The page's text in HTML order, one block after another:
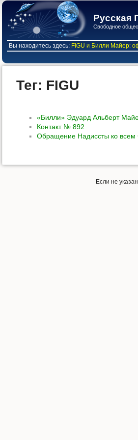
Русская
Свободное
Вы находитесь здесь: FIGU и Билли Майер:
Тег: FIGU
«Билли» Эдуард Альберт
Контакт № 892
Обращение Надиссты ко всем
Если не